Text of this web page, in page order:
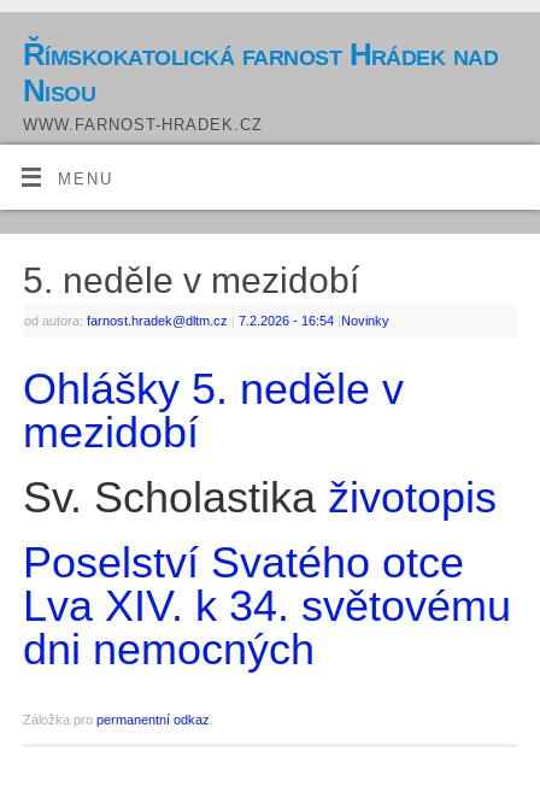
Římskokatolická farnost Hrádek nad
Nisou
WWW.FARNOST-HRADEK.CZ
MENU
5. neděle v mezidobí
od autora: farnost.hradek@dltm.cz | 7.2.2026 - 16:54 |Novinky
Ohlášky 5. neděle v
mezidobí
Sv. Scholastika životopis
Poselství Svatého otce
Lva XIV. k 34. světovému
dni nemocných
Záložka pro permanentní odkaz